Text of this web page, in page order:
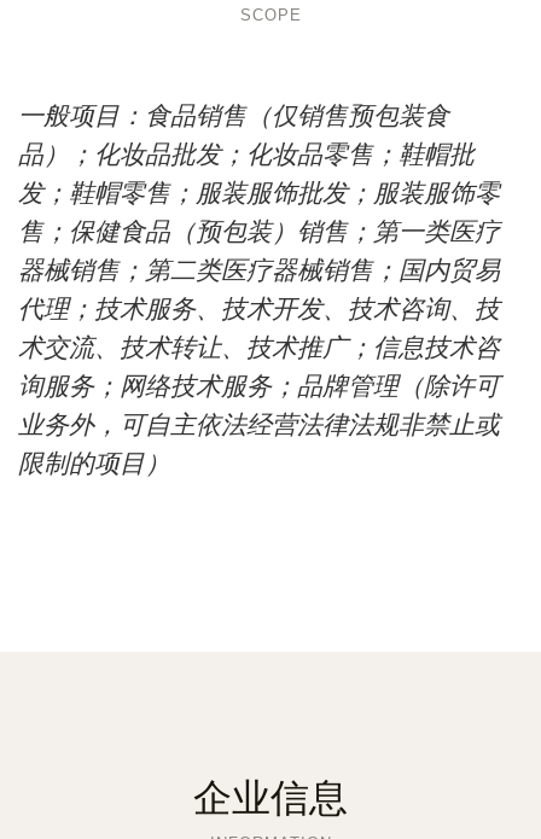
SCOPE
一般项目：食品销售（仅销售预包装食
品）；化妆品批发；化妆品零售；鞋帽批
发；鞋帽零售；服装服饰批发；服装服饰零
售；保健食品（预包装）销售；第一类医疗
器械销售；第二类医疗器械销售；国内贸易
代理；技术服务、技术开发、技术咨询、技
术交流、技术转让、技术推广；信息技术咨
询服务；网络技术服务；品牌管理（除许可
业务外，可自主依法经营法律法规非禁止或
限制的项目）
企业信息